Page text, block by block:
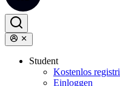
Student
Kostenlos
Einloggen